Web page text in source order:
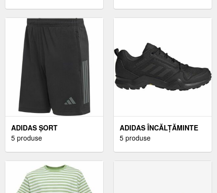
ADIDAS ȘORT
BĂRBĂTESC ȘORT
5 produse
ADIDAS ÎNCĂLȚĂMINTE
OUTDOOR BĂRBAȚI
5 produse